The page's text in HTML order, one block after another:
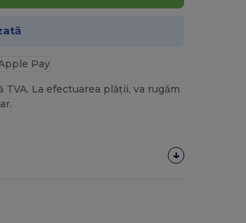
La efectuarea plății, va rugăm